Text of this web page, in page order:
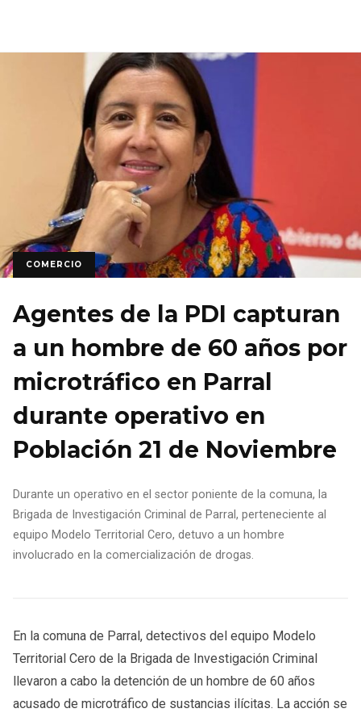
COMERCIO
Agentes de la PDI capturan
a un hombre de 60 años por
microtráfico en Parral
durante operativo en
Población 21 de Noviembre
Durante un operativo en el sector poniente de la comuna, la
Brigada de Investigación Criminal de Parral, perteneciente al
equipo Modelo Territorial Cero, detuvo a un hombre
involucrado en la comercialización de drogas.
En la comuna de Parral, detectivos del equipo Modelo
Territorial Cero de la Brigada de Investigación Criminal
llevaron a cabo la detención de un hombre de 60 años
acusado de microtráfico de sustancias ilícitas. La acción se